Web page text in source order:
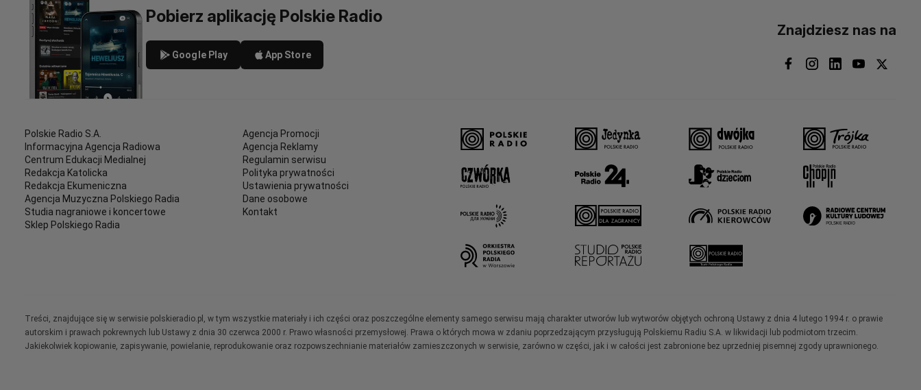
Pobierz aplikację Polskie Radio
Google Play App Store
Znajdziesz nas na
Polskie Radio S.A.
Informacyjna Agencja Radiowa
Centrum Edukacji Medialnej
Redakcja Katolicka
Redakcja Ekumeniczna
Agencja Muzyczna Polskiego Radia
Studia nagraniowe i koncertowe
Sklep Polskiego Radia
Agencja Promocji
Agencja Reklamy
Regulamin serwisu
Polityka prywatności
Ustawienia prywatności
Dane osobowe
Kontakt
Treści, znajdujące się w serwisie polskieradio.pl, w tym wszystkie materiały i ich części oraz poszczególne elementy samego serwisu mają charakter utworów lub wytworów objętych ochroną Ustawy z dnia 4 lutego 1994 r. o prawie
autorskim i prawach pokrewnych lub Ustawy z dnia 30 czerwca 2000 r. Prawo własności przemysłowej. Prawa o których mowa w zdaniu poprzedzającym przysługują Polskiemu Radiu S.A. w likwidacji lub podmiotom trzecim.
Jakiekolwiek kopiowanie, zapisywanie, powielanie, reprodukowanie oraz rozpowszechnianie materiałów zamieszczonych w serwisie, zarówno w części, jak i w całości jest zabronione bez uprzedniej pisemnej zgody uprawnionego.